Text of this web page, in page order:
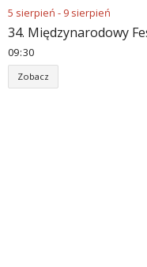
5 sierpień - 9 sierpień
34. Międzynarodowy
09 30
Zobacz